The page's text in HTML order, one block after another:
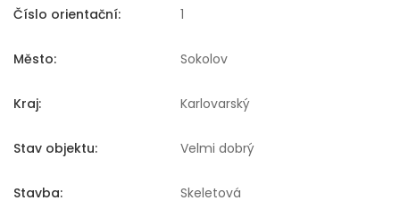
Číslo orientační: 1
Město: Sokolov
Kraj: Karlovarský
Stav objektu: Velmi dobrý
Stavba: Skeletová